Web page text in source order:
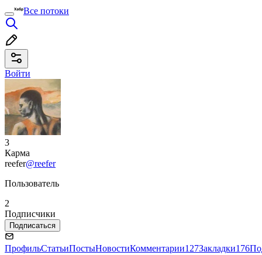
Все потоки
Войти
3
Карма
reefer@reefer
Пользователь
2
Подписчики
Подписаться
ПрофильСтатьиПостыНовостиКомментарии127Закладки176